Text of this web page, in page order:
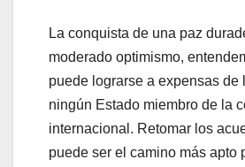
La conquista de una paz
moderado optimismo,
puede lograrse a expensas de
ningún Estado miembro de la
internacional. Retomar los
puede ser el camino más apto